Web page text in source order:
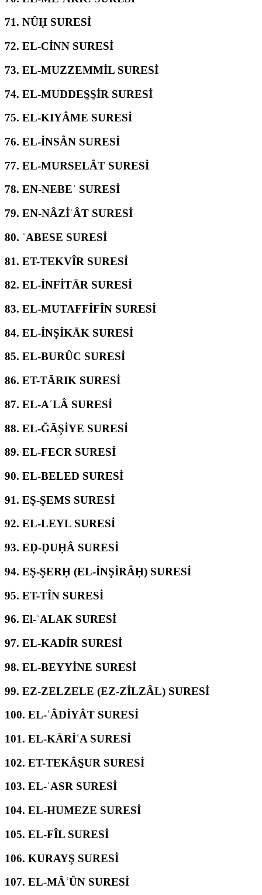
71. NÛḤ SURESİ
72. EL-CİNN SURESİ
73. EL-MUZZEMMİL SURESİ
74. EL-MUDDES̱S̱İR SURESİ
75. EL-KIYÂME SURESİ
76. EL-İNSÂN SURESİ
77. EL-MURSELÂT SURESİ
78. EN-NEBEʾ SURESİ
79. EN-NÂZİʿÂT SURESİ
80. ʿABESE SURESİ
81. ET-TEKVÎR SURESİ
82. EL-İNFİTĀR SURESİ
83. EL-MUTAFFİFÎN SURESİ
84. EL-İNŞİKĀK SURESİ
85. EL-BURÛC SURESİ
86. ET-TĀRIK SURESİ
87. EL-AʿLÂ SURESİ
88. EL-ĞĀŞİYE SURESİ
89. EL-FECR SURESİ
90. EL-BELED SURESİ
91. EŞ-ŞEMS SURESİ
92. EL-LEYL SURESİ
93. EḌ-ḌUḤÂ SURESİ
94. EŞ-ŞERḤ (EL-İNŞİRÂḤ) SURESİ
95. ET-TÎN SURESİ
96. El-ʿALAK SURESİ
97. EL-KADİR SURESİ
98. EL-BEYYİNE SURESİ
99. EZ-ZELZELE (EZ-ZİLZÂL) SURESİ
100. EL-ʿÂDİYÂT SURESİ
101. EL-KĀRİʿA SURESİ
102. ET-TEKÂS̱UR SURESİ
103. EL-ʿASR SURESİ
104. EL-HUMEZE SURESİ
105. EL-FÎL SURESİ
106. KURAYŞ SURESİ
107. EL-MÂʿÛN SURESİ